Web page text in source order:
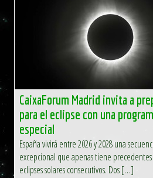
CaixaForum Madrid invita a
para el eclipse con una
especial
España vivirá entre 2026 y 2028 una
excepcional que apenas tiene
eclipses solares consecutivos. Dos […]